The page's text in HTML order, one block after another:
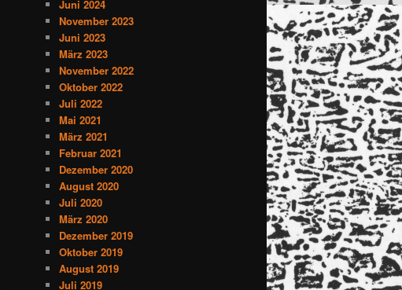
Juni 2024
November 2023
Juni 2023
März 2023
November 2022
Oktober 2022
Juli 2022
Mai 2021
März 2021
Februar 2021
Dezember 2020
August 2020
Juli 2020
März 2020
Dezember 2019
Oktober 2019
August 2019
Juli 2019